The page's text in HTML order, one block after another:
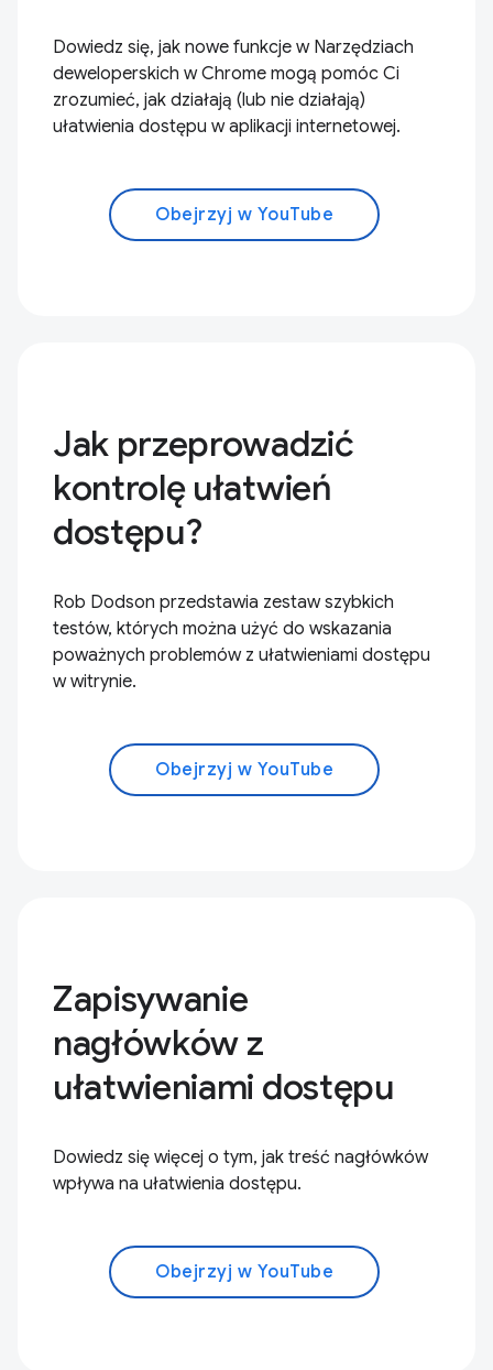
Dowiedz się, jak nowe funkcje w Narzędziach
deweloperskich w Chrome mogą pomóc Ci
zrozumieć, jak działają (lub nie działają)
ułatwienia dostępu w aplikacji internetowej.
Obejrzyj w YouTube
Jak przeprowadzić
kontrolę ułatwień
dostępu?
Rob Dodson przedstawia zestaw szybkich
testów, których można użyć do wskazania
poważnych problemów z ułatwieniami dostępu
w witrynie.
Obejrzyj w YouTube
Zapisywanie
nagłówków z
ułatwieniami dostępu
Dowiedz się więcej o tym, jak treść nagłówków
wpływa na ułatwienia dostępu.
Obejrzyj w YouTube